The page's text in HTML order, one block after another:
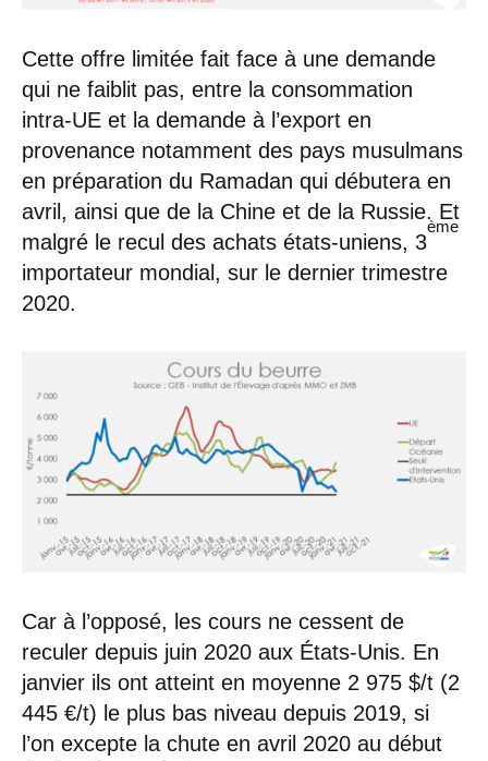
Cette offre limitée fait face à une demande
qui ne faiblit pas, entre la consommation
intra-UE et la demande à l’export en
provenance notamment des pays musulmans
en préparation du Ramadan qui débutera en
avril, ainsi que de la Chine et de la Russie. Et
malgré le recul des achats états-uniens, 3
ème
importateur mondial, sur le dernier trimestre
2020.
Car à l’opposé, les cours ne cessent de
reculer depuis juin 2020 aux États-Unis. En
janvier ils ont atteint en moyenne 2 975 $/t (2
445 €/t) le plus bas niveau depuis 2019, si
l’on excepte la chute en avril 2020 au début